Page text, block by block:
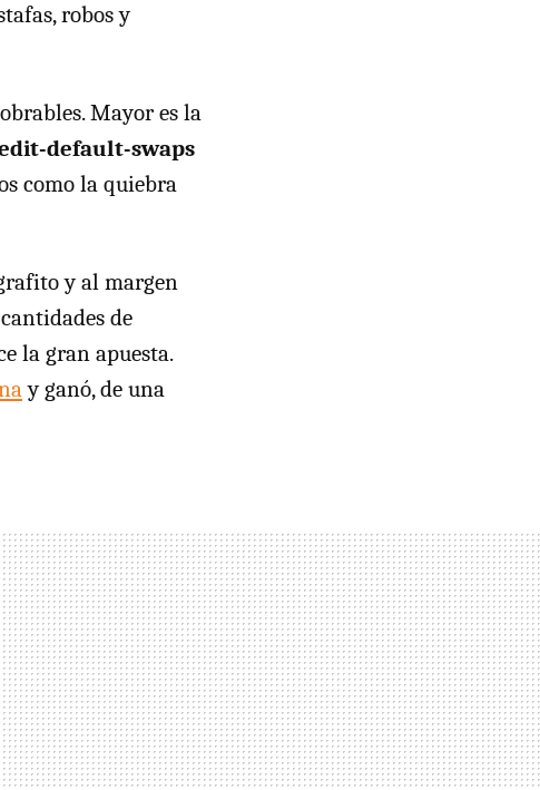
robos y
Mayor es la
default-swaps
como la quiebra
y al margen
de
la gran apuesta.
y ganó, de una